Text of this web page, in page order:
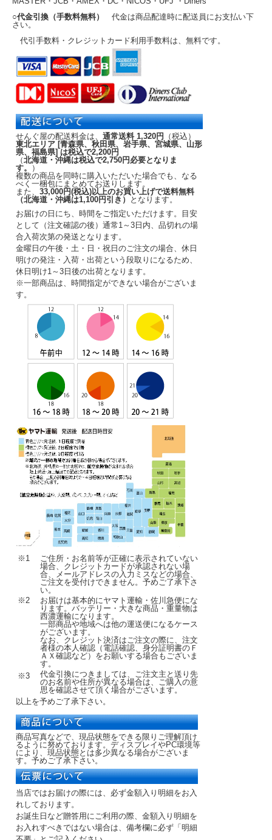
○代金引換（手数料無料） 代金は商品配達時に配送員にお支払い下
さい。
代引手数料・クレジットカード利用手数料は、無料です。
せんぐ屋の配送料金は、 通常送料 1,320円
（税込）
東北エリア [青森県、秋田県、岩手県、宮城県、山形
県、福島県] は税込で2,200円
（北海道・沖縄は税込で2,750円必要となりま
す。
）
複数の商品を同時に購入いただいた場合でも、なる
べく一梱包にまとめてお送りします。
また、 33,000円(税込)以上のお買い上げで送料無料
（北海道・沖縄は1,100円引き）
となります。
お届けの日にち、時間をご指定いただけます。
目安
として（注文確認の後） 通常1～3日内、品切れの場
合入荷次第の発送となります。
金曜日の午後・土・日・祝日のご注文の場合、休日
明けの発注・入荷・出荷という段取りになるため、
休日明け1～3日後の出荷となります。
※一部商品は、時間指定ができない場合がございま
す。
※1
ご住所・お名前等が正確に表示されていない
場合、クレジットカードが承認されない場
合、メールアドレスの入力ミスなどの場合、
ご注文を受付けできません。予めご了承下さ
い。
※2
お届けは基本的にヤマト運輸・佐川急便にな
ります。バッテリー・大きな商品・重量物は
西濃運輸になります。
一部商品や地域へは他の運送便になるケース
がございます。
なお、クレジット決済はご注文の際に、注文
者様の本人確認（電話確認、身分証明書のＦ
ＡＸ確認など）をお願いする場合もございま
す。
※3
代金引換につきましては、ご注文主と送り先
のお名前や住所が異なる場合は、ご購入の意
思を確認させて頂く場合がございます。
以上を予めご了承下さい。
商品写真などで、現品状態をできる限りご理解頂け
るように努めております。ディスプレイやPC環境等
により、現品状態とは多少異なる場合がございま
す。予めご了承下さい。
当店ではお届けの際には、必ず金額入り明細をお入
れしております。
お誕生日など贈答用にご利用の際、金額入り明細を
お入れすべきではない場合は、備考欄に必ず「明細